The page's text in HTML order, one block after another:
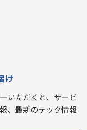
け
いただくと、サービ
、最新のテック情報